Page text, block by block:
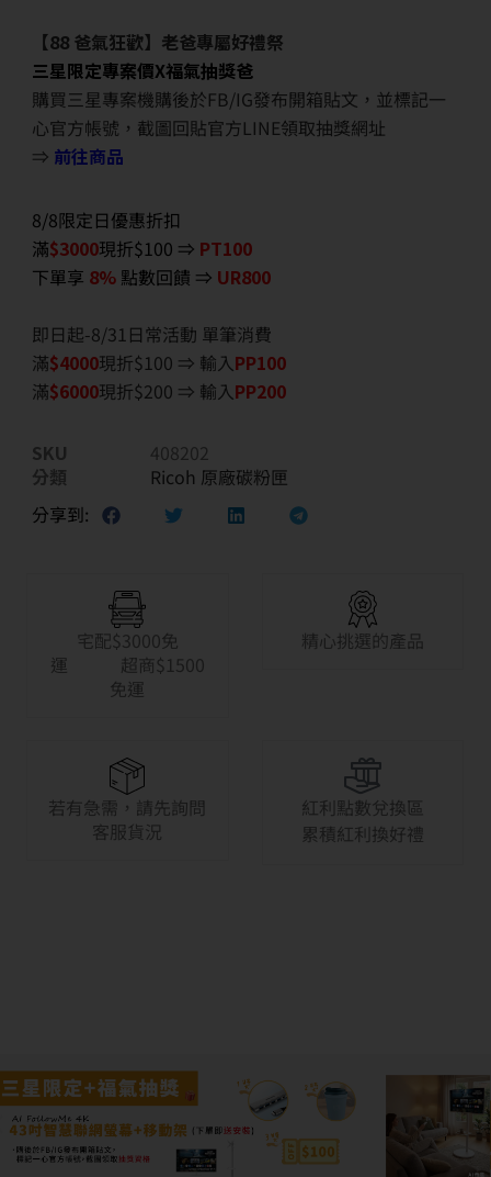
【88 爸氣狂歡】老爸專屬好禮祭
三星限定專案價X福氣抽獎爸
購買三星專案機購後於FB/IG發布開箱貼文，並標記一
心官方帳號，截圖回貼官方LINE領取抽獎網址
⇒ 前往商品
8/8限定日優惠折扣
滿$3000現折$100 ⇒ PT100
下單享 8% 點數回饋 ⇒ UR800
即日起-8/31日常活動 單筆消費
滿$4000現折$100 ⇒ 輸入PP100
滿$6000現折$200 ⇒ 輸入PP200
SKU
408202
分類
Ricoh 原廠碳粉匣
分享到:
宅配$3000免
運 超商$1500
免運
精心挑選的產品
若有急需，請先詢問
客服貨況
紅利點數兌換區
累積紅利換好禮